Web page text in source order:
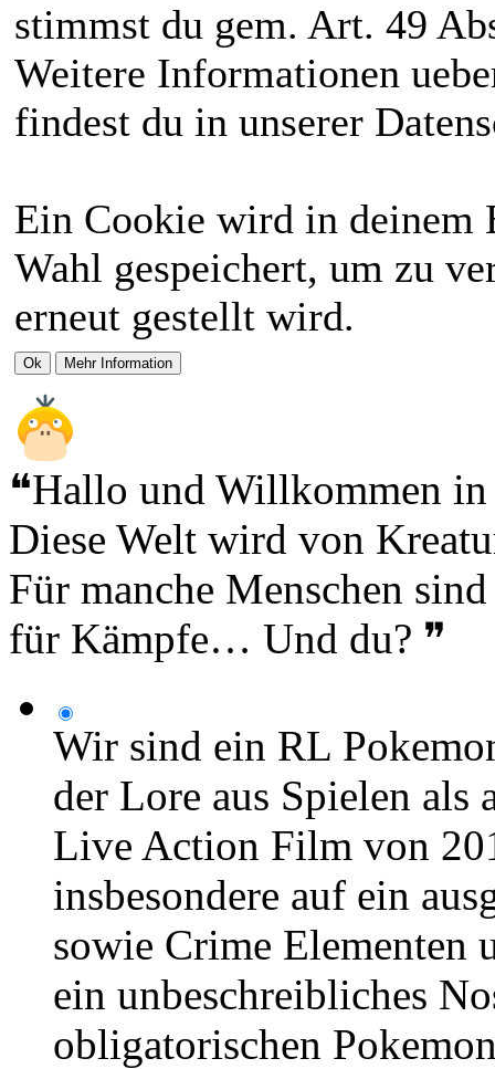
stimmst du gem. Art. 49
Weitere Informationen
findest du in unserer
Ein Cookie wird in deinem
Wahl gespeichert, um zu
erneut gestellt wird.
❝Hallo und Willkommen
Diese Welt wird von
Für manche Menschen
für Kämpfe… Und du? ❞
Wir sind ein RL
der Lore aus Spielen als
Live Action Film von
insbesondere auf ein
sowie Crime Elementen
ein unbeschreibliches
obligatorischen